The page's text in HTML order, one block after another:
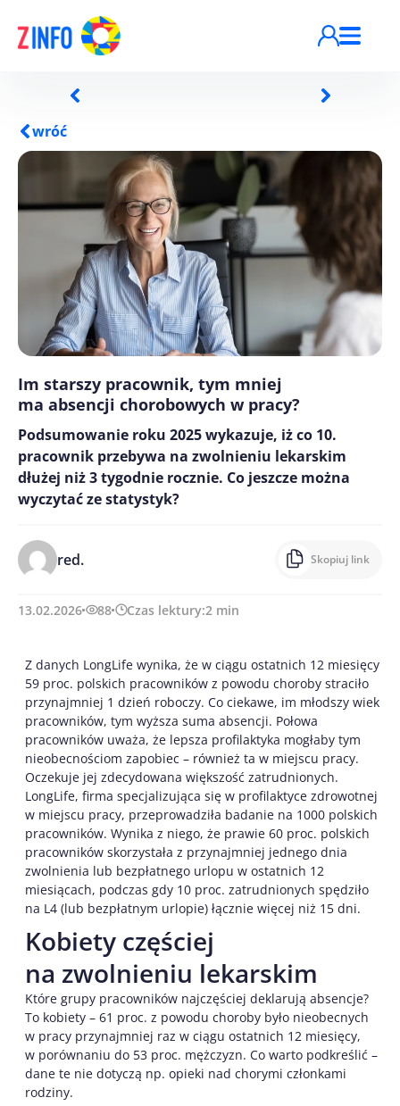
wróć
Im starszy pracownik, tym mniej
ma absencji chorobowych w pracy?
Podsumowanie roku 2025 wykazuje, iż co 10.
pracownik przebywa na zwolnieniu lekarskim
dłużej niż 3 tygodnie rocznie. Co jeszcze można
wyczytać ze statystyk?
red. Skopiuj link
13.02.2026 88 Czas lektury:2 min
Z danych LongLife wynika, że w ciągu ostatnich 12 miesięcy
59 proc. polskich pracowników z powodu choroby straciło
przynajmniej 1 dzień roboczy. Co ciekawe, im młodszy wiek
pracowników, tym wyższa suma absencji. Połowa
pracowników uważa, że lepsza profilaktyka mogłaby tym
nieobecnościom zapobiec – również ta w miejscu pracy.
Oczekuje jej zdecydowana większość zatrudnionych.
LongLife, firma specjalizująca się w profilaktyce zdrowotnej
w miejscu pracy, przeprowadziła badanie na 1000 polskich
pracowników. Wynika z niego, że prawie 60 proc. polskich
pracowników skorzystała z przynajmniej jednego dnia
zwolnienia lub bezpłatnego urlopu w ostatnich 12
miesiącach, podczas gdy 10 proc. zatrudnionych spędziło
na L4 (lub bezpłatnym urlopie) łącznie więcej niż 15 dni.
Kobiety częściej
na zwolnieniu lekarskim
Które grupy pracowników najczęściej deklarują absencje?
To kobiety – 61 proc. z powodu choroby było nieobecnych
w pracy przynajmniej raz w ciągu ostatnich 12 miesięcy,
w porównaniu do 53 proc. mężczyzn. Co warto podkreślić –
dane te nie dotyczą np. opieki nad chorymi członkami
rodziny.